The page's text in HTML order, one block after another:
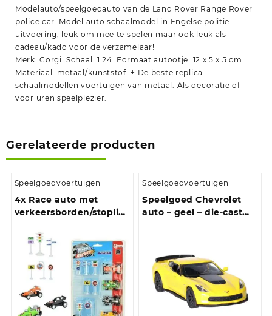
Modelauto/speelgoedauto van de Land Rover Range Rover
police car. Model auto schaalmodel in Engelse politie
uitvoering, leuk om mee te spelen maar ook leuk als
cadeau/kado voor de verzamelaar!
Merk: Corgi. Schaal: 1:24. Formaat autootje: 12 x 5 x 5 cm.
Materiaal: metaal/kunststof. + De beste replica
schaalmodellen voertuigen van metaal. Als decoratie of
voor uren speelplezier.
Gerelateerde producten
Speelgoedvoertuigen
4x Race auto met
verkeersborden/stoplichten
Speelgoedvoertuigen
Speelgoed Chevrolet
auto – geel – die-cast